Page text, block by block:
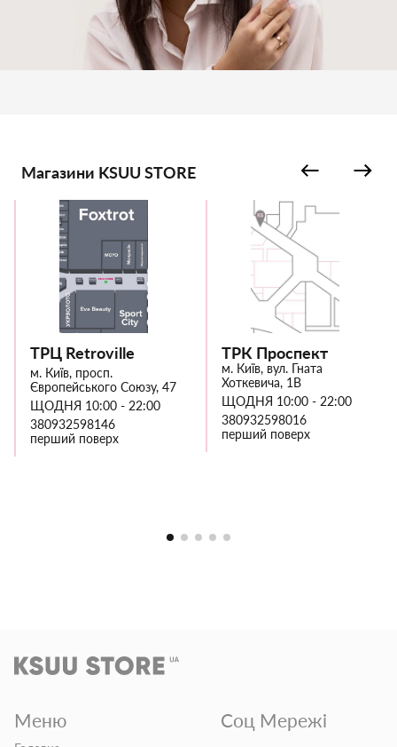
Магазини KSUU STORE
ТРЦ Retroville
м. Київ, просп.
Європейського Союзу, 47
ЩОДНЯ 10:00 - 22:00
380932598146
перший поверх
ТРК Проспект
м. Київ, вул. Гната
Хоткевича, 1В
ЩОДНЯ 10:00 - 22:00
380932598016
перший поверх
Меню Соц Мережі